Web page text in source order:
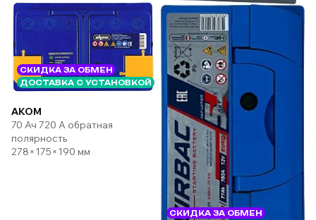
СКИДКА ЗА ОБМЕН
ДОСТАВКА С УСТАНОВКОЙ
AKOM
70 Ач 720 А обратная
полярность
278×175×190 мм
СКИДКА ЗА ОБМЕН